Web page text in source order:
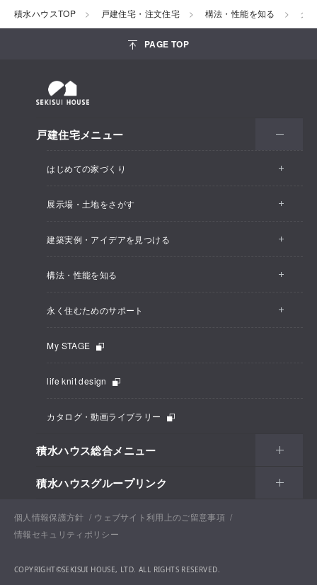
積水ハウスTOP 戸建住宅・注文住宅 構法・性能を知る グ
PAGE TOP
戸建住宅メニュー
はじめての家づくり
展示場・土地をさがす
建築実例・アイデアを見つける
構法・性能を知る
永く住むためのサポート
My STAGE
life knit design
カタログ・動画ライブラリー
積水ハウス総合メニュー
積水ハウスグループリンク
個人情報保護方針
ウェブサイト利用上のご留意事項
情報セキュリティポリシー
COPYRIGHT©SEKISUI HOUSE, LTD. ALL RIGHTS RESERVED.